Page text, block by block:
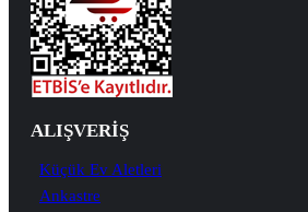
ALIŞVERİŞ
Küçük Ev Aletleri
Ankastre